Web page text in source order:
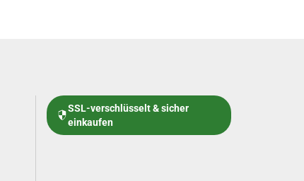
SSL-verschlüsselt & sicher
einkaufen